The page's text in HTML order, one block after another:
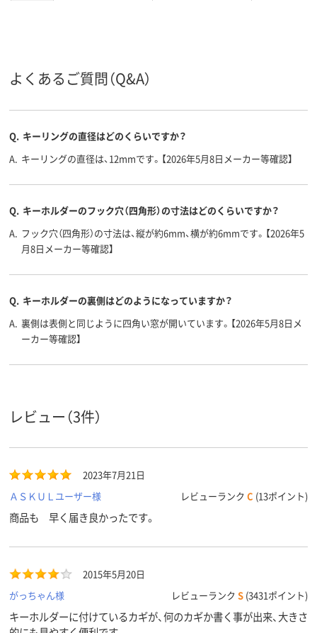
よくあるご質問（Q&A）
Q. キーリングの直径はどのくらいですか？
A. キーリングの直径は、12mmです。【2026年5月8日メーカー等確認】
Q. キーホルダーのフック穴（四角形）の寸法はどのくらいですか？
A. フック穴（四角形）の寸法は、縦が約6mm、横が約6mmです。【2026年5
月8日メーカー等確認】
Q. キーホルダーの裏側はどのようになっていますか？
A. 裏側は表側と同じように四角い窓が開いています。【2026年5月8日メ
ーカー等確認】
レビュー（3件）
2023年7月21日
ＡＳＫＵＬユーザー様
レビューランク C (13ポイント)
商品も 早く届き良かったです。
2015年5月20日
がっちゃん様
レビューランク S (3431ポイント)
キーホルダーに付けているカギが、何のカギか書く事が出来、大きさ